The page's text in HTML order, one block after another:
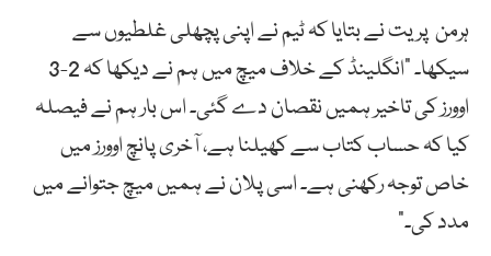
ہرمن پریت نے بتایا کہ ٹیم نے اپنی پچھلی غلطیوں سے
سیکھا۔ “انگلینڈ کے خلاف میچ میں ہم نے دیکھا کہ 2-3
اوورز کی تاخیر ہمیں نقصان دے گئی۔ اس بار ہم نے فیصلہ
کیا کہ حساب کتاب سے کھیلنا ہے، آخری پانچ اوورز میں
خاص توجہ رکھنی ہے۔ اسی پلان نے ہمیں میچ جتوانے میں
مدد کی۔”